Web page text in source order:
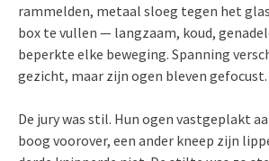
rammelden, metaal sloeg tegen het
box te vullen — langzaam, koud,
beperkte elke beweging. Spanning
gezicht, maar zijn ogen bleven gefocust.
De jury was stil. Hun ogen vastgeplakt
boog voorover, een ander kneep zijn